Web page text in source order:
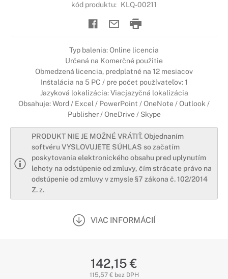
kód produktu: KLQ-00211
Typ balenia: Online licencia
Určená na Komerčné použitie
Obmedzená licencia, predplatné na 12 mesiacov
Inštalácia na 5 PC / pre počet používateľov: 1
Jazyková lokalizácia: Viacjazyčná lokalizácia
Obsahuje: Word / Excel / PowerPoint / OneNote / Outlook /
Publisher / OneDrive / Skype
PRODUKT NIE JE MOŽNÉ VRÁTIŤ. Objednaním
softvéru VYSLOVUJETE SÚHLAS so začatím
poskytovania elektronického obsahu pred uplynutím
lehoty na odstúpenie od zmluvy, čím strácate právo na
odstúpenie od zmluvy v zmysle §7 zákona č. 102/2014
Z. z.
VIAC INFORMÁCIÍ
142,15 €
115,57 € bez DPH